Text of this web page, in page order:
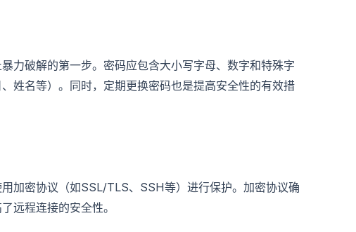
力破解的第一步。密码应包含大小写字母、数字和特殊字
姓名等）。同时，定期更换密码也是提高安全性的有效措
加密协议（如SSL/TLS、SSH等）进行保护。加密协议确
远程连接的安全性。